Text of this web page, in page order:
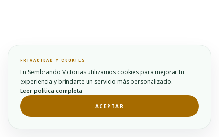
PRIVACIDAD Y COOKIES
En Sembrando Victorias utilizamos cookies para mejorar tu
experiencia y brindarte un servicio más personalizado.
Leer política completa
ACEPTAR